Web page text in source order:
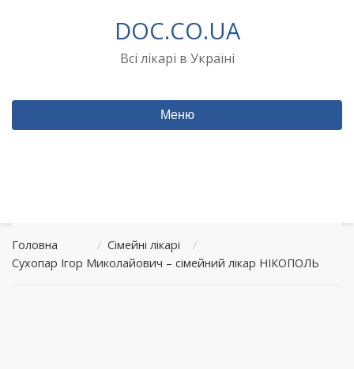
DOC.CO.UA
Всі лікарі в Україні
Меню
Головна / Сімейні лікарі
/
Сухопар Ігор Миколайович – сімейний лікар НІКОПОЛЬ